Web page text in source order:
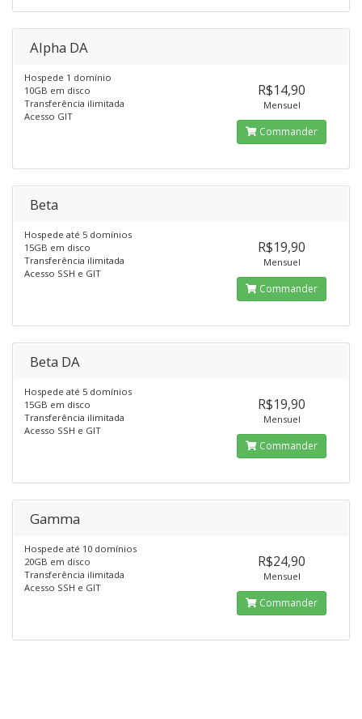
Alpha DA
Hospede 1 domínio
10GB em disco
Transferência ilimitada
Acesso GIT
R$14,90
Mensuel
Commander
Beta
Hospede até 5 domínios
15GB em disco
Transferência ilimitada
Acesso SSH e GIT
R$19,90
Mensuel
Commander
Beta DA
Hospede até 5 domínios
15GB em disco
Transferência ilimitada
Acesso SSH e GIT
R$19,90
Mensuel
Commander
Gamma
Hospede até 10 domínios
20GB em disco
Transferência ilimitada
Acesso SSH e GIT
R$24,90
Mensuel
Commander